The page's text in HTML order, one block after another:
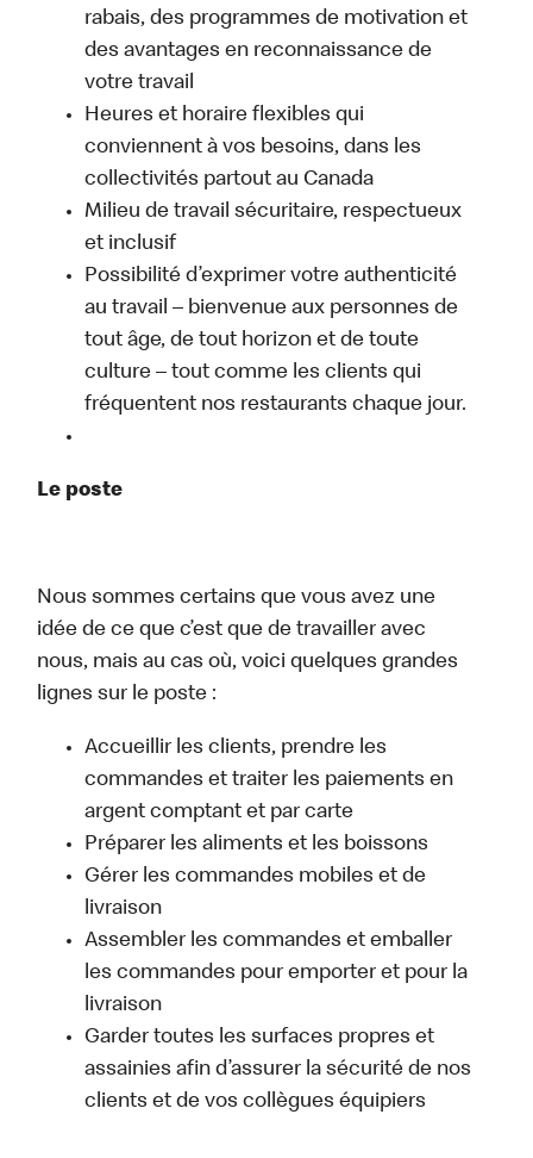
rabais, des programmes de motivation et
des avantages en reconnaissance de
votre travail
Heures et horaire flexibles qui
conviennent à vos besoins, dans les
collectivités partout au Canada
Milieu de travail sécuritaire, respectueux
et inclusif
Possibilité d’exprimer votre authenticité
au travail – bienvenue aux personnes de
tout âge, de tout horizon et de toute
culture – tout comme les clients qui
fréquentent nos restaurants chaque jour.
Le poste
Nous sommes certains que vous avez une
idée de ce que c’est que de travailler avec
nous, mais au cas où, voici quelques grandes
lignes sur le poste :
Accueillir les clients, prendre les
commandes et traiter les paiements en
argent comptant et par carte
Préparer les aliments et les boissons
Gérer les commandes mobiles et de
livraison
Assembler les commandes et emballer
les commandes pour emporter et pour la
livraison
Garder toutes les surfaces propres et
assainies afin d’assurer la sécurité de nos
clients et de vos collègues équipiers